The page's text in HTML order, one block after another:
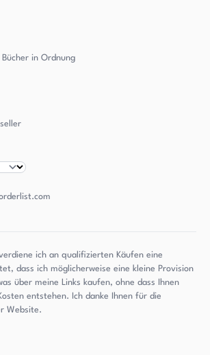
Bücher in Ordnung
ich an qualifizierten Käufen eine
dass ich möglicherweise eine kleine Provision
über meine Links kaufen, ohne dass Ihnen
entstehen. Ich danke Ihnen für die
Website.